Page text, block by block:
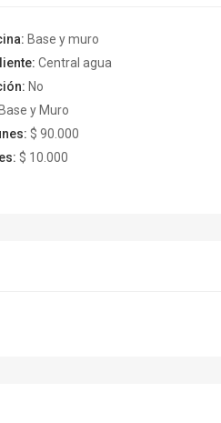
Base y muro
Central agua
No
y Muro
$ 90.000
$ 10.000